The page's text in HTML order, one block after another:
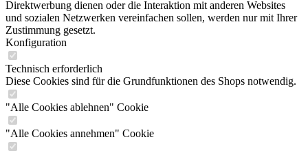
Direktwerbung dienen oder die Interaktion mit anderen Websites
und sozialen Netzwerken vereinfachen sollen, werden nur mit Ihrer
Zustimmung gesetzt.
Konfiguration
Technisch erforderlich
Diese Cookies sind für die Grundfunktionen des Shops notwendig.
"Alle Cookies ablehnen" Cookie
"Alle Cookies annehmen" Cookie